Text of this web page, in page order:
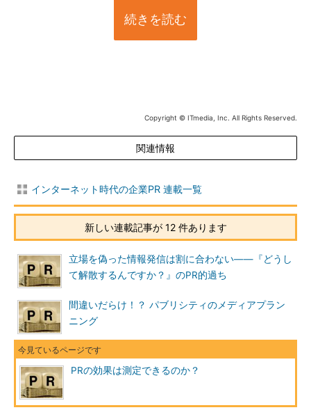
続きを読む
Copyright © ITmedia, Inc. All Rights Reserved.
関連情報
インターネット時代の企業PR 連載一覧
新しい連載記事が 12 件あります
立場を偽った情報発信は割に合わない――『どうし
て解散するんですか？』のPR的過ち
間違いだらけ！？ パブリシティのメディアプラン
ニング
PRの効果は測定できるのか？